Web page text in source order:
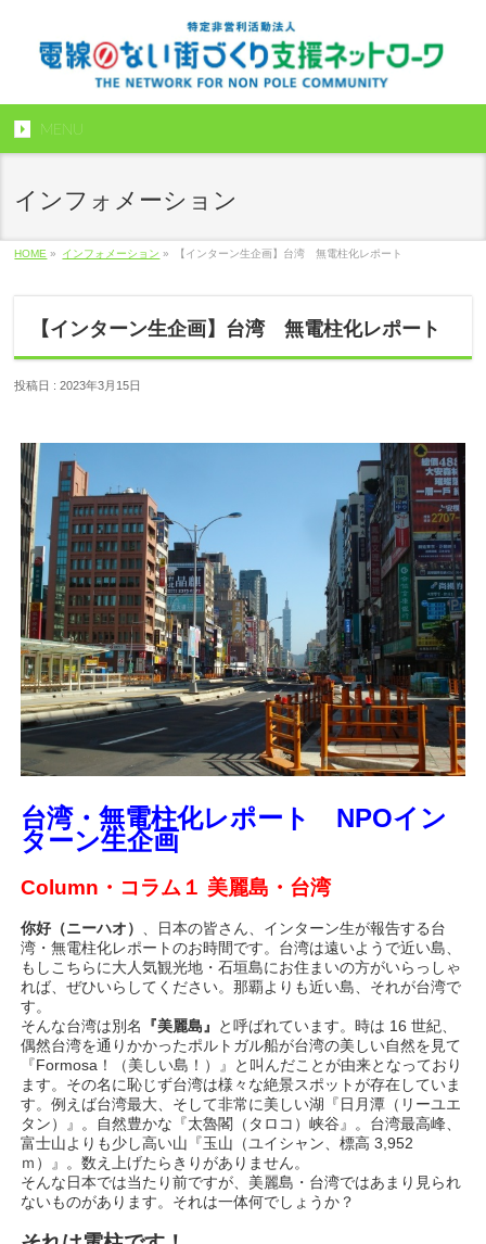
MENU
インフォメーション
HOME » インフォメーション » 【インターン生企画】台湾 無電柱化レポート
【インターン生企画】台湾 無電柱化レポート
投稿日 : 2023年3月15日
台湾・無電柱化レポート NPOイン
ターン生企画
Column・コラム１ 美麗島・台湾
你好（ニーハオ）
、日本の皆さん、インターン生が報告する台
湾・無電柱化レポートのお時間です。台湾は遠いようで近い島、
もしこちらに大人気観光地・石垣島にお住まいの方がいらっしゃ
れば、ぜひいらしてください。那覇よりも近い島、それが台湾で
す。
そんな台湾は別名
『美麗島』 と呼ばれています。時は 16 世紀、
偶然台湾を通りかかったポルトガル船が台湾の美しい自然を見て
『Formosa！（美しい島！）』と叫んだことが由来となっており
ます。その名に恥じず台湾は様々な絶景スポットが存在していま
す。例えば台湾最大、そして非常に美しい湖『日月潭（リーユエ
タン）』。自然豊かな『太魯閣（タロコ）峡谷』。台湾最高峰、
富士山よりも少し高い山『玉山（ユイシャン、標高 3,952
ｍ）』。数え上げたらきりがありません。
そんな日本では当たり前ですが、美麗島・台湾ではあまり見られ
ないものがあります。それは一体何でしょうか？